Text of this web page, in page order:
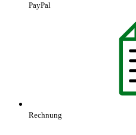
PayPal
Rechnung